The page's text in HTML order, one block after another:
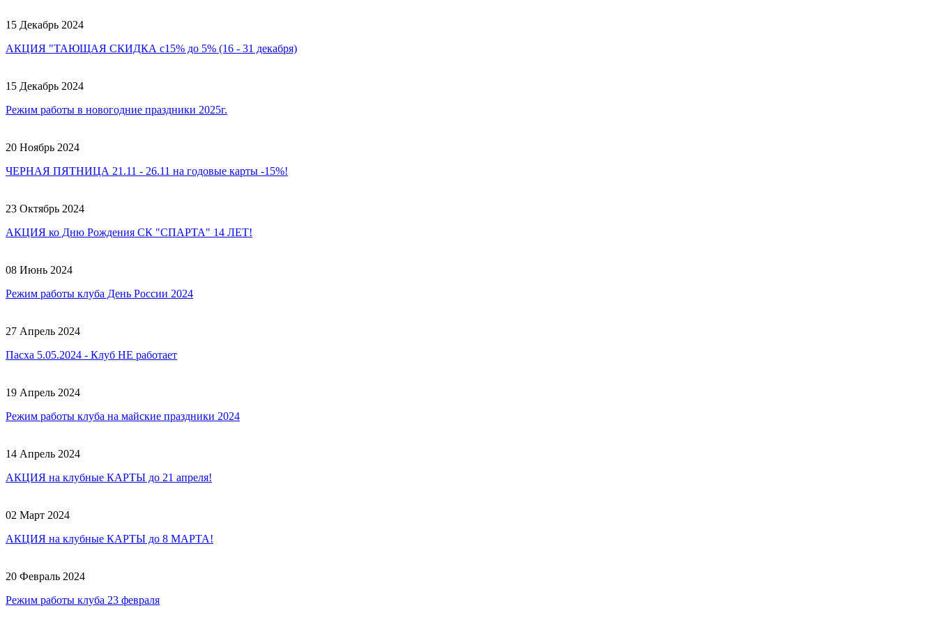
15 Декабрь 2024
АКЦИЯ "ТАЮЩАЯ СКИДКА с15% до 5% (16 - 31 декабря)
15 Декабрь 2024
Режим работы в новогодние праздники 2025г.
20 Ноябрь 2024
ЧЕРНАЯ ПЯТНИЦА 21.11 - 26.11 на годовые карты -15%!
23 Октябрь 2024
АКЦИЯ ко Дню Рождения СК "СПАРТА" 14 ЛЕТ!
08 Июнь 2024
Режим работы клуба День России 2024
27 Апрель 2024
Пасха 5.05.2024 - Клуб НЕ работает
19 Апрель 2024
Режим работы клуба на майские праздники 2024
14 Апрель 2024
АКЦИЯ на клубные КАРТЫ до 21 апреля!
02 Март 2024
АКЦИЯ на клубные КАРТЫ до 8 МАРТА!
20 Февраль 2024
Режим работы клуба 23 февраля